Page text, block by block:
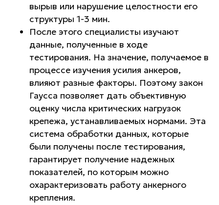
вырыв или нарушение целостности его
структуры 1-3 мин.
После этого специалисты изучают
данные, полученные в ходе
тестирования. На значение, получаемое в
процессе изучения усилия анкеров,
влияют разные факторы. Поэтому закон
Гаусса позволяет дать объективную
оценку числа критических нагрузок
крепежа, устанавливаемых нормами. Эта
система обработки данных, которые
были получены после тестирования,
гарантирует получение надежных
показателей, по которым можно
охарактеризовать работу анкерного
крепления.
Несколько причин, почему стоит
выбрать именно наш
испытательный центр
ПОЧЕМУ ВЫБИРАЮТ
НАС?